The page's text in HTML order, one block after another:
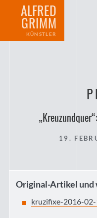
ALFRED
GRIMM
KÜNSTLER
19.
Original-Artikel und
kruzifixe-2016-